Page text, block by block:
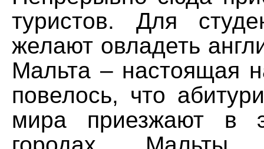
туристов. Для
желают овладеть
Мальта – настоящая
повелось, что
мира приезжают в